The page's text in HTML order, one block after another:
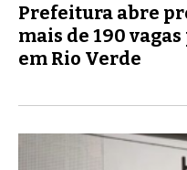
Prefeitura abre
mais de 190
em Rio Verde